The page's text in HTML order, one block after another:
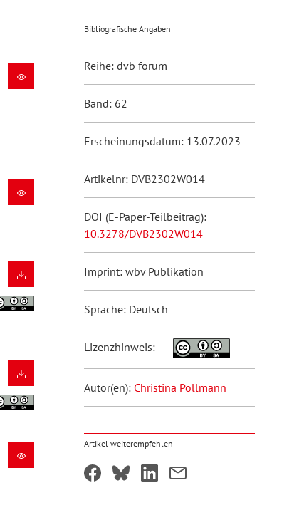
Bibliografische Angaben
Reihe: dvb forum
Band: 62
Erscheinungsdatum: 13.07.2023
Artikelnr: DVB2302W014
DOI (E-Paper-Teilbeitrag):
10.3278/DVB2302W014
Imprint: wbv Publikation
Sprache: Deutsch
Lizenzhinweis:
Autor(en): Christina Pollmann
Artikel weiterempfehlen